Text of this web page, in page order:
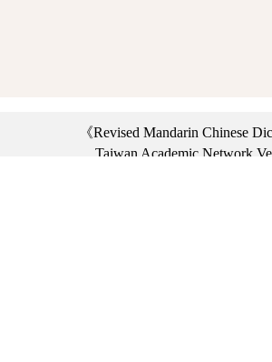
《Revised Mandarin Chinese
Taiwan Academic Network